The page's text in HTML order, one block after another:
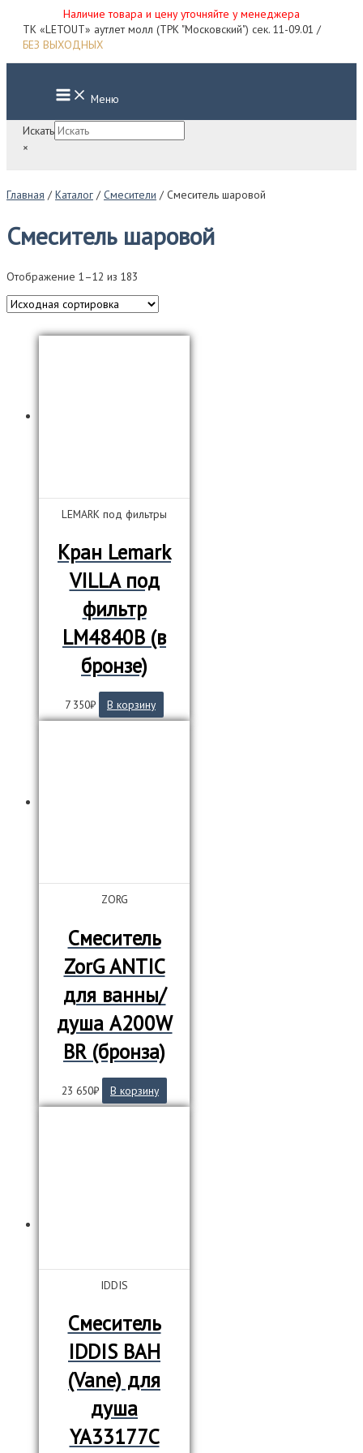
Наличие товара и цену уточняйте у менеджера
Перейти
ТК «LETOUT» аутлет молл (ТРК "Московский") сек. 11-09.01 /
БЕЗ ВЫХОДНЫХ
Main
Menu Меню
Искать
×
Главная / Каталог / Смесители / Смеситель шаровой
Смеситель шаровой
Отображение 1–12 из 183
LEMARK под фильтры
Кран Lemark
VILLA под
фильтр
LM4840В (в
бронзе)
7 350₽ В корзину
ZORG
Смеситель
ZorG ANTIC
для ванны/
душа A200W
BR (бронза)
23 650₽ В корзину
IDDIS
Смеситель
IDDIS ВАН
(Vane) для
душа
YA33177C